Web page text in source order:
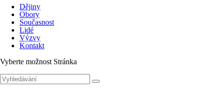
Dějiny
Obory
Současnost
Lidé
Výzvy
Kontakt
Vyberte možnost Stránka